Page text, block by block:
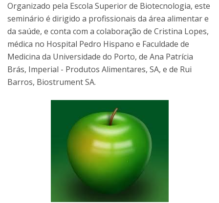
Organizado pela Escola Superior de Biotecnologia, este
seminário é dirigido a profissionais da área alimentar e
da saúde, e conta com a colaboração de Cristina Lopes,
médica no Hospital Pedro Hispano e Faculdade de
Medicina da Universidade do Porto, de Ana Patrícia
Brás, Imperial - Produtos Alimentares, SA, e de Rui
Barros, Biostrument SA.